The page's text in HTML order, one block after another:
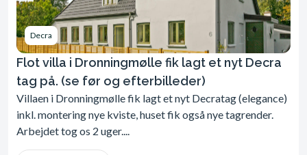
Decra
Flot villa i Dronningmølle fik lagt et nyt Decra
tag på. (se før og efterbilleder)
Villaen i Dronningmølle fik lagt et nyt Decratag (elegance)
inkl. montering nye kviste, huset fik også nye tagrender.
Arbejdet tog os 2 uger....